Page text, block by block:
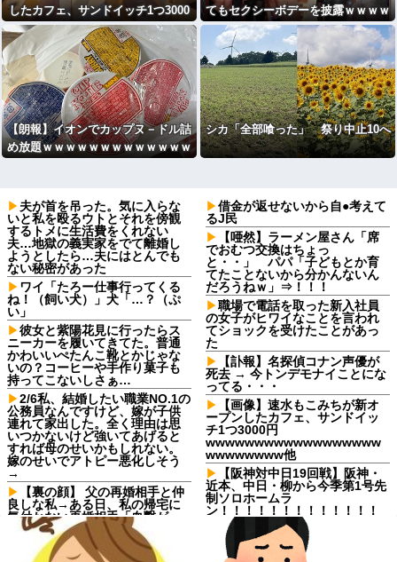
したカフェ、サンドイッチ1つ3000
円wwwwwwwwwwwwwwwwwww
wwwwwww
てもセクシーボデーを披露ｗｗｗｗ
ｗｗｗｗ
【朗報】イオンでカップヌ－ドル詰
め放題ｗｗｗｗｗｗｗｗｗｗｗｗｗ
シカ「全部喰った」 祭り中止10へ
夫が首を吊った。気に入らな
いと私を殴るウトとそれを傍観
するトメに生活費をくれない
夫…地獄の義実家をでて離婚し
ようとしたら…夫にはとんでも
ない秘密があった
ワイ「たろー仕事行ってくる
ね！（飼い犬）」犬「…？（ぷ
い」
彼女と紫陽花見に行ったらス
ニーカーを履いてきてた。普通
かわいいぺたんこ靴とかじゃな
いの？コーヒーや手作り菓子も
持ってこないしさぁ…
2/6私、結婚したい職業NO.1の
公務員なんですけど、嫁が子供
連れて家出した。全く理由は思
いつかないけど強いてあげると
すれば母のせいかもしれない。
嫁のせいでアトピー悪化しそう
→
【裏の顔】 父の再婚相手と仲
良しな私→ある日、私の帰宅に
気付かない再婚相手「血繋がっ
てないのに大学費用出さなきゃ
いけないの腹立つわ…姑だった
ら先に亡くなるのに笑」私
借金が返せないから自●考えて
るJ民
【唖然】ラーメン屋さん「席
でおむつ交換はちょっ
と・・」 パパ「子どもとか育
てたことないから分かんないん
だろうねｗ」⇒！！！
職場で電話を取った新入社員
の女子がヒワイなことを言われ
てショックを受けたことがあっ
た
【訃報】名探偵コナン声優が
死去 → 今トンデモナイことにな
ってる・・・
【画像】速水もこみちが新オ
ープンしたカフェ、サンドイッ
チ1つ3000円
wwwwwwwwwwwwwwwwww
wwwwwwww他
【阪神対中日19回戦】阪神・
近本、中日・柳から今季第1号先
制ソロホームラ
ン！！！！！！！！！！！！！
！！！！
パルワールドを43インチ4kで
プレイすると迫力がすごい！